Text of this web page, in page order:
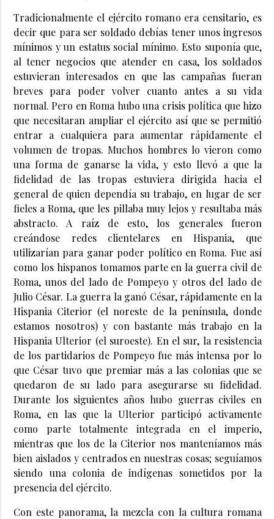
Tradicionalmente el ejército romano era censitario, es
decir que para ser soldado debías tener unos ingresos
mínimos y un estatus social mínimo. Esto suponía que,
al tener negocios que atender en casa, los soldados
estuvieran interesados en que las campañas fueran
breves para poder volver cuanto antes a su vida
normal. Pero en Roma hubo una crisis política que hizo
que necesitaran ampliar el ejército así que se permitió
entrar a cualquiera para aumentar rápidamente el
volumen de tropas. Muchos hombres lo vieron como
una forma de ganarse la vida, y esto llevó a que la
fidelidad de las tropas estuviera dirigida hacia el
general de quien dependía su trabajo, en lugar de ser
fieles a Roma, que les pillaba muy lejos y resultaba más
abstracto. A raíz de esto, los generales fueron
creándose redes clientelares en Hispania, que
utilizarían para ganar poder político en Roma. Fue así
como los hispanos tomamos parte en la guerra civil de
Roma, unos del lado de Pompeyo y otros del lado de
Julio César. La guerra la ganó César, rápidamente en la
Hispania Citerior (el noreste de la península, donde
estamos nosotros) y con bastante más trabajo en la
Hispania Ulterior (el suroeste). En el sur, la resistencia
de los partidarios de Pompeyo fue más intensa por lo
que César tuvo que premiar más a las colonias que se
quedaron de su lado para asegurarse su fidelidad.
Durante los siguientes años hubo guerras civiles en
Roma, en las que la Ulterior participó activamente
como parte totalmente integrada en el imperio,
mientras que los de la Citerior nos manteníamos más
bien aislados y centrados en nuestras cosas; seguíamos
siendo una colonia de indígenas sometidos por la
presencia del ejército.
Con este panorama, la mezcla con la cultura romana